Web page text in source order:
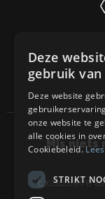
Mis niets
Exclusieve
Deze
gebruik van
Deze website
onze website te
alle cookies in
Cookiebeleid.
STRIKT